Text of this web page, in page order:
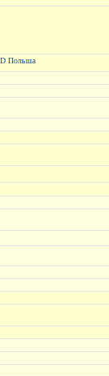
Польша